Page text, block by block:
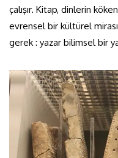
çalışır. Kitap, dinlerin
evrensel bir kültürel
gerek : yazar bilimsel bir